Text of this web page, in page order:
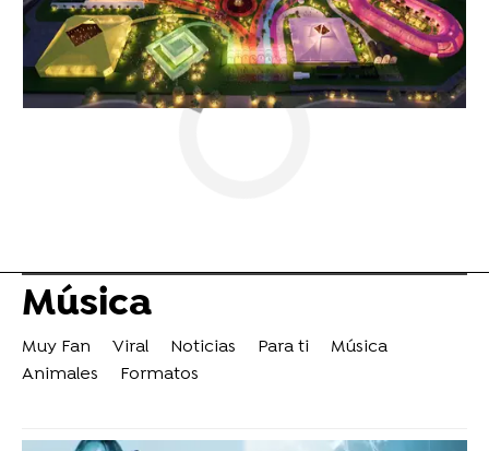
Música
Muy Fan Viral Noticias Para ti
Música
Animales
Formatos